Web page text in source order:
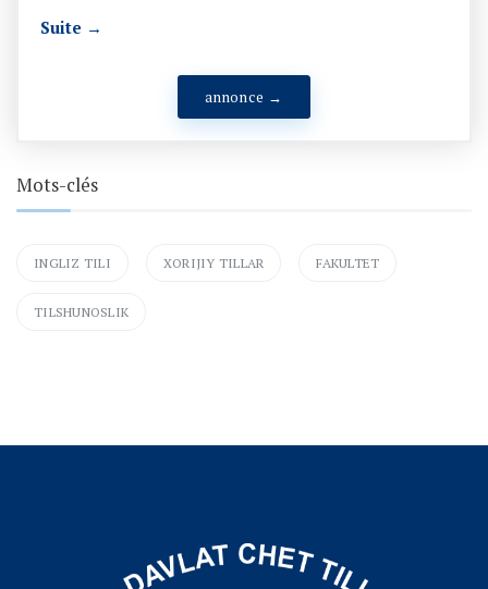
Suite →
annonce →
Mots-clés
INGLIZ TILI XORIJIY TILLAR FAKULTET
TILSHUNOSLIK